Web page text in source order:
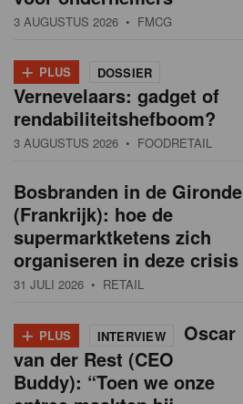
3 AUGUSTUS 2026 • FMCG
+ PLUS DOSSIER
Vernevelaars: gadget of
rendabiliteitshefboom?
3 AUGUSTUS 2026 • FOODRETAIL
Bosbranden in de Gironde
(Frankrijk): hoe de
supermarktketens zich
organiseren in deze crisis
31 JULI 2026 • RETAIL
+ PLUS INTERVIEW
Oscar
van der Rest (CEO
Buddy): “Toen we onze